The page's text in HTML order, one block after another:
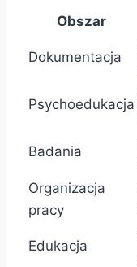
Obszar
Dokumentacja
Psychoedukacja
Badania
Organizacja
pracy
Edukacja